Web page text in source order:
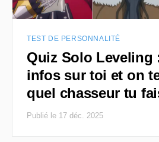
TEST DE PERSONNALITÉ
Quiz Solo Leveling
infos sur toi et on
quel chasseur tu
Publié le 17 déc. 2025